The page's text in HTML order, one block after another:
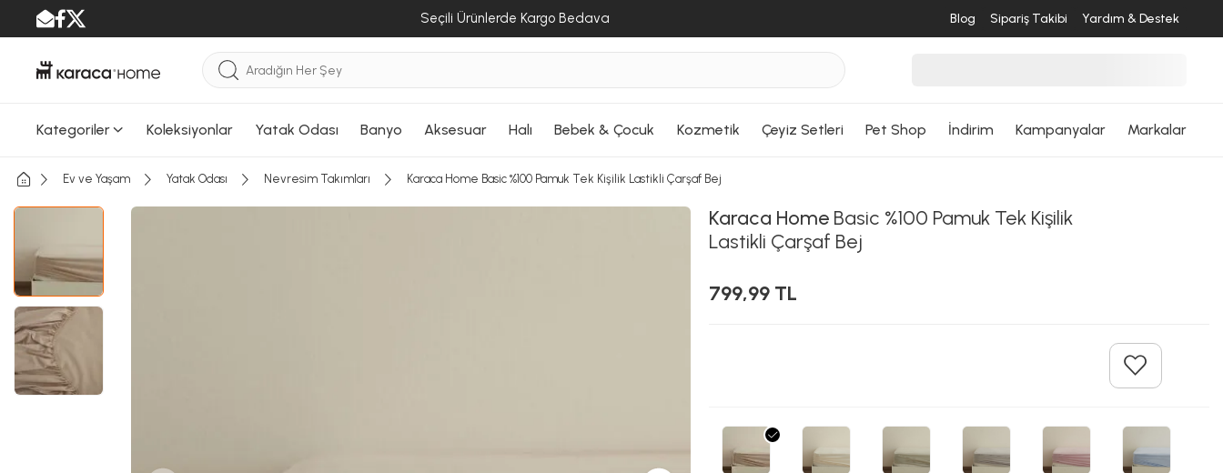
Seçili Ürünlerde Kargo Bedava Blog Sipariş Takibi Yardım & Destek
Kategoriler Koleksiyonlar Yatak Odası Banyo Aksesuar Halı Bebek & Çocuk Kozmetik Çeyiz Setleri Pet Shop İndirim Kampanyalar Markalar
Ev ve Yaşam Yatak Odası Nevresim Takımları Karaca Home Basic %100 Pamuk Tek Kişilik Lastikli Çarşaf Bej
Karaca Home Basic %100 Pamuk Tek Kişilik
Lastikli Çarşaf Bej
799,99 TL